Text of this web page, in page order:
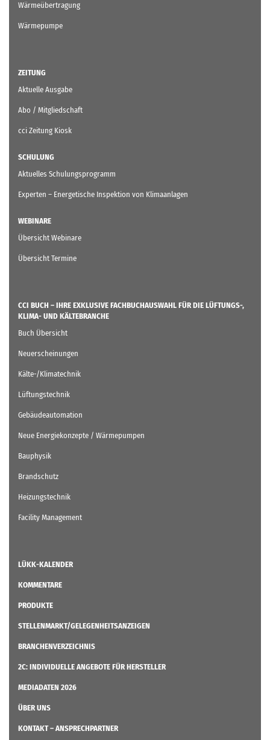
Wärmeübertragung
Wärmepumpe
ZEITUNG
Aktuelle Ausgabe
Abo / Mitgliedschaft
cci Zeitung Kiosk
SCHULUNG
Aktuelles Schulungsprogramm
Experten – Energetische Inspektion von Klimaanlagen
WEBINARE
Übersicht Webinare
Übersicht Termine
CCI BUCH – IHRE EXKLUSIVE FACHBUCHAUSWAHL FÜR DIE LÜFTUNGS-,
KLIMA- UND KÄLTEBRANCHE
Buch Übersicht
Neuerscheinungen
Kälte-/Klimatechnik
Lüftungstechnik
Gebäudeautomation
Neue Energiekonzepte / Wärmepumpen
Bauphysik
Brandschutz
Heizungstechnik
Facility Management
LÜKK-KALENDER
KOMMENTARE
PRODUKTE
STELLENMARKT/GELEGENHEITSANZEIGEN
BRANCHENVERZEICHNIS
2C: INDIVIDUELLE ANGEBOTE FÜR HERSTELLER
MEDIADATEN 2026
ÜBER UNS
KONTAKT – ANSPRECHPARTNER